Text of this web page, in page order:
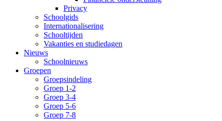
Privacy
Schoolgids
Internationalisering
Schooltijden
Vakanties en studiedagen
Nieuws
Schoolnieuws
Groepen
Groepsindeling
Groep 1-2
Groep 3-4
Groep 5-6
Groep 7-8